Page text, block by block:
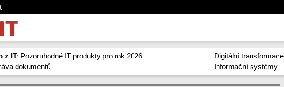
z IT: Pozoruhodné IT produkty pro rok 2026
dokumentů
Digitální transformace
Informační systémy